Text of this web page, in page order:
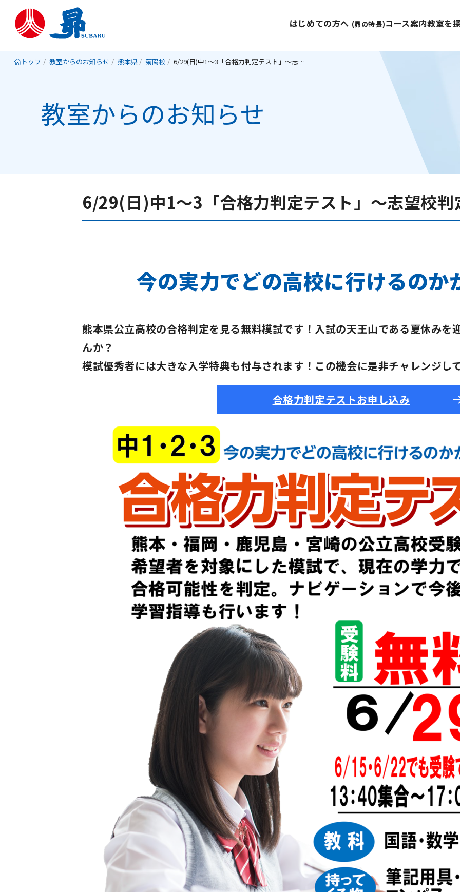
はじめての方へ (昴の特長)コース案内教室を
トップ 教室からのお知らせ 熊本県 菊陽校 6/29(日)中1～3「合格力判定テスト」～志望校判定が出る無料模試～
教室からのお知らせ
6/29(日)中1～3「合格力判定テスト」～志望校
今の実力でどの高校に行けるのか
熊本県公立高校の合格判定を見る無料模試です！入試の天王山である夏休みを
んか？
模試優秀者には大きな入学特典も付与されます！この機会に是非チャレンジし
合格力判定テストお申し込み